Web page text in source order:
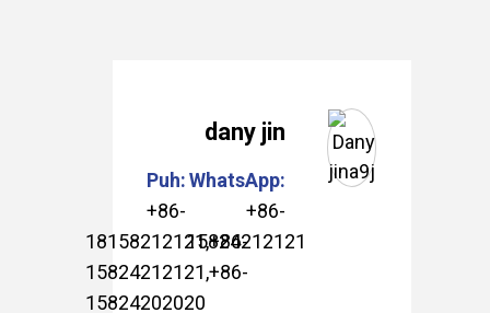
dany jin
Puh:
+86-
18158212121,+86-
15824212121,+86-
15824202020
WhatsApp:
+86-
15824212121